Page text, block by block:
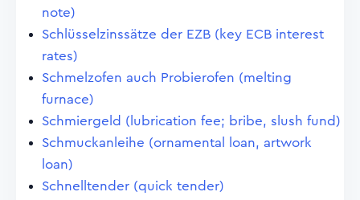
note)
Schlüsselzinssätze der EZB (key ECB interest
rates)
Schmelzofen auch Probierofen (melting
furnace)
Schmiergeld (lubrication fee; bribe, slush fund)
Schmuckanleihe (ornamental loan, artwork
loan)
Schnelltender (quick tender)